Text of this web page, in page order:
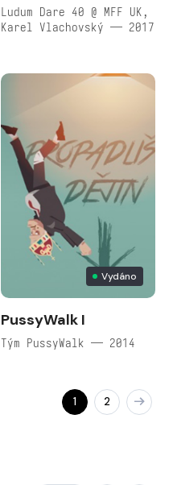
Ludum Dare 40 @ MFF UK,
Karel Vlachovský — 2017
Vydáno
PussyWalk I
Tým PussyWalk — 2014
1 2